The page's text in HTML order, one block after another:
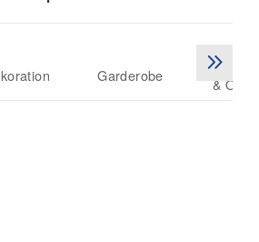
Garderobe
Garten,
&